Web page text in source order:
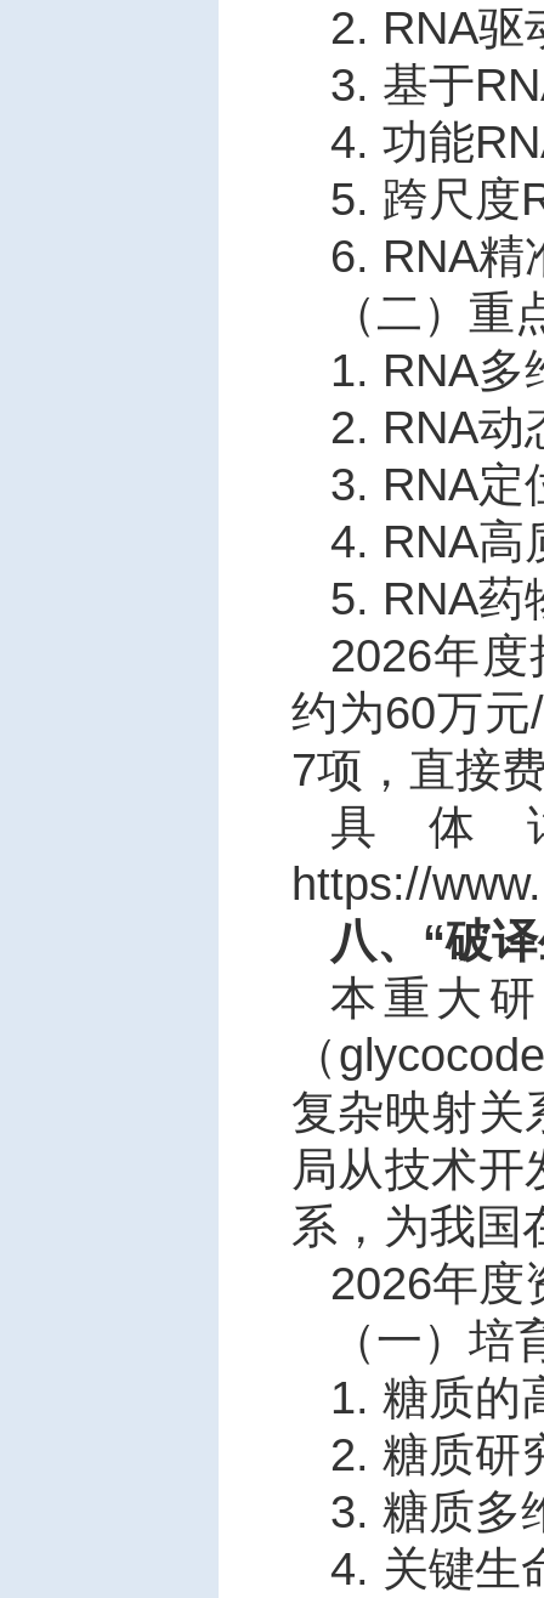
2. RNA驱
3. 基于
4. 功能
5. 跨尺度
6. RNA精
（二）
1. RNA多
2. RNA动
3. RNA定
4. RNA高
5. RNA药
2026年度
约为60万元/
7项，直接
具体
https://
八、“破
本重大
（glycocode
复杂映射关
局从技术
系，为我国
2026年度
（一）培
1. 糖质的
2. 糖质研
3. 糖质多
4. 关键生